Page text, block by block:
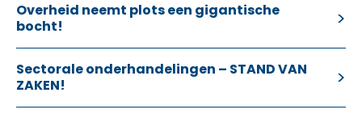
Overheid neemt plots een gigantische
bocht!
Sectorale onderhandelingen – STAND VAN
ZAKEN!